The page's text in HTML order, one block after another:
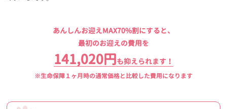
あんしんお迎えMAX70%割にすると、
最初のお迎えの費用を
141,020円も抑えられます！
※生命保障１ヶ月時の通常価格と比較した費用になります